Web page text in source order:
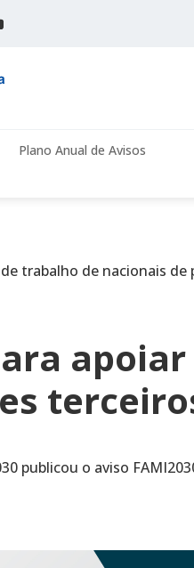
Plano Anual de Avisos
trabalho de nacionais de
publicou o aviso